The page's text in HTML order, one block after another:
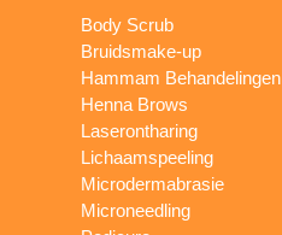
Body Scrub
Bruidsmake-up
Hammam Behandelingen
Henna Brows
Laserontharing
Lichaamspeeling
Microdermabrasie
Microneedling